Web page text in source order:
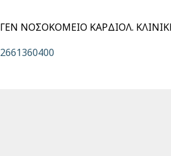
ΓΕΝ ΝΟΣΟΚΟΜΕΙΟ ΚΑΡΔΙΟΛ.
2661360400